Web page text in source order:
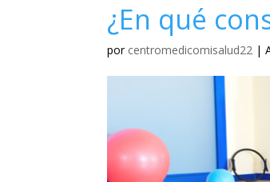
¿En qué
por centromedicomisalud22 |